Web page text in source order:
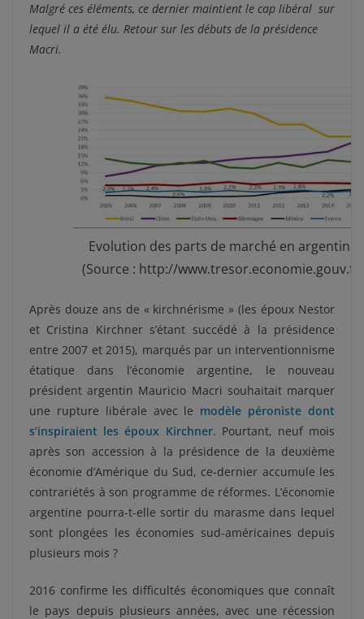
Malgré ces éléments, ce dernier maintient le cap libéral sur
lequel il a été élu. Retour sur les débuts de la présidence
Macri.
Evolution des parts de marché en argentine
(Source : http://www.tresor.economie.gouv.fr)
Après douze ans de « kirchnérisme » (les époux Nestor
et Cristina Kirchner s’étant succédé à la présidence
entre 2007 et 2015), marqués par un interventionnisme
étatique dans l’économie argentine, le nouveau
président argentin Mauricio Macri souhaitait marquer
une rupture libérale avec le modèle péroniste dont
s’inspiraient les époux Kirchner. Pourtant, neuf mois
après son accession à la présidence de la deuxième
économie d’Amérique du Sud, ce-dernier accumule les
contrariétés à son programme de réformes. L’économie
argentine pourra-t-elle sortir du marasme dans lequel
sont plongées les économies sud-américaines depuis
plusieurs mois ?
2016 confirme les difficultés économiques que connaît
le pays depuis plusieurs années, avec une récession